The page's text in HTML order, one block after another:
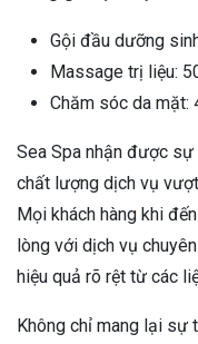
Gội đầu dưỡng
Massage trị liệu:
Chăm sóc da
Sea Spa nhận được sự
chất lượng dịch vụ
Mọi khách hàng khi
lòng với dịch vụ
hiệu quả rõ rệt từ các
Không chỉ mang lại sự